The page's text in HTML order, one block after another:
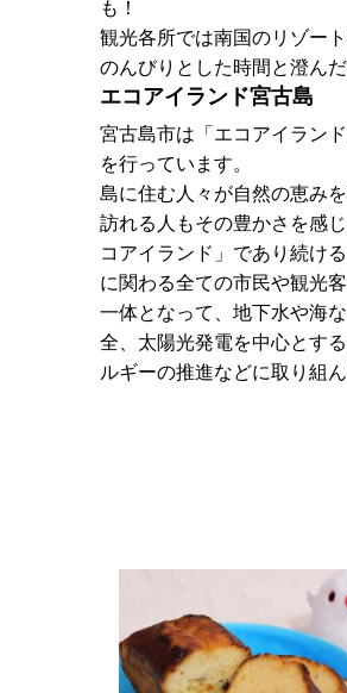
も！
観光各所では南国のリゾート
のんびりとした時間と澄ん
エコアイランド宮古島
宮古島市は「エコアイランド
を行っています。
島に住む人々が自然の恵み
訪れる人もその豊かさを感
コアイランド」であり続け
に関わる全ての市民や観光
一体となって、地下水や海
全、太陽光発電を中心とす
ルギーの推進などに取り組ん